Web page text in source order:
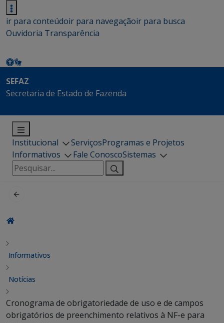
ir para conteúdoir para navegaçãoir para busca
Ouvidoria Transparência
SEFAZ
Secretaria de Estado de Fazenda
Institucional ServiçosProgramas e Projetos
Informativos
Fale ConoscoSistemas
Pesquisar
por:
Informativos
Notícias
Cronograma de obrigatoriedade de uso e de campos
obrigatórios de preenchimento relativos à NF-e para